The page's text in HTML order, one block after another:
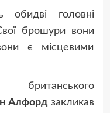
обидві головні
Свої брошури вони
є місцевими
британського
Алфордзакликав